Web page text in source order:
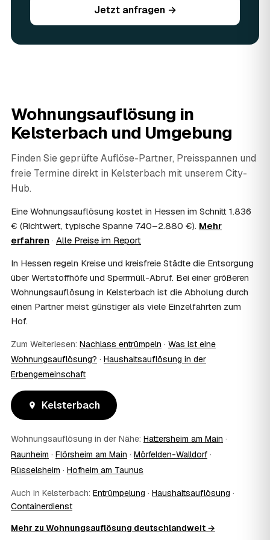
werden vor Ort begutachtet und auf den Preis
angerechnet — das senkt Ihre Kosten. Brauchbares wird
absetzbar?
In vielen Fällen ja: Als haushaltsnahe Dienstleistung
lassen sich Arbeits- und Fahrtkosten anteilig von der
Steuer absetzen, bei einer Auflösung im Erbfall unter
Umständen als Nachlassverbindlichkeit. Sie erhalten eine
ordentliche Rechnung mit ausgewiesenem Lohnanteil; die
genaue Anrechnung klären Sie mit Ihrem Steuerberater.
09
Muss ich bei der Wohnungsauflösung anwesend
Nicht zwingend. Viele Auflösungen in Kelsterbach laufen
nach Schlüsselübergabe ohne Sie ab — praktisch, wenn
Sie weiter entfernt wohnen. Sie können aber jederzeit
dabei sein, etwa um Wertsachen oder persönliche
Unterlagen vorab zu sichern.
10 Bekomme ich einen Entsorgungsnachweis?
Ja. Auf Wunsch erhalten Sie einen Entsorgungsnachweis
über die fachgerechte Verwertung — wichtig als Beleg
gegenüber Vermieter, Behörden oder für die
Erbengemeinschaft.
11
Was passiert mit dem Abfall?
Fachgerechte Entsorgung über zugelassene Höfe —
Wertstoffe werden recycelt oder gespendet, mit
Nachweis.
12 Was kostet die Anfrage?
Die Anfrage ist kostenlos und unverbindlich. Sie
vergleichen mehrere Festpreis-Angebote aus Kelsterbach
und entscheiden in Ruhe — bezahlt wird nur die Leistung,
die Sie tatsächlich beauftragen.
Wohnung in Kelsterbach?
Für eine durchschnittliche Wohnung mit rund 65 m² liegen
die Kosten in Kelsterbach bei etwa 1.820 €, das
Jetzt anfragen →
Wohnungsauflösung in
Kelsterbach und Umgebung
Finden Sie geprüfte Auflöse-Partner, Preisspannen und
freie Termine direkt in Kelsterbach mit unserem City-
Hub.
Eine Wohnungsauflösung kostet in Hessen im Schnitt 1.836
€ (Richtwert, typische Spanne 740–2.880 €). Mehr
erfahren · Alle Preise im Report
In Hessen regeln Kreise und kreisfreie Städte die Entsorgung
über Wertstoffhöfe und Sperrmüll-Abruf. Bei einer größeren
Wohnungsauflösung in Kelsterbach ist die Abholung durch
einen Partner meist günstiger als viele Einzelfahrten zum
Hof.
Zum Weiterlesen: Nachlass entrümpeln · Was ist eine
Wohnungsauflösung? · Haushaltsauflösung in der
Erbengemeinschaft
Kelsterbach
Wohnungsauflösung in der Nähe: Hattersheim am Main ·
Raunheim · Flörsheim am Main · Mörfelden-Walldorf ·
Rüsselsheim · Hofheim am Taunus
Auch in Kelsterbach: Entrümpelung · Haushaltsauflösung ·
Containerdienst
Mehr zu Wohnungsauflösung deutschlandweit →